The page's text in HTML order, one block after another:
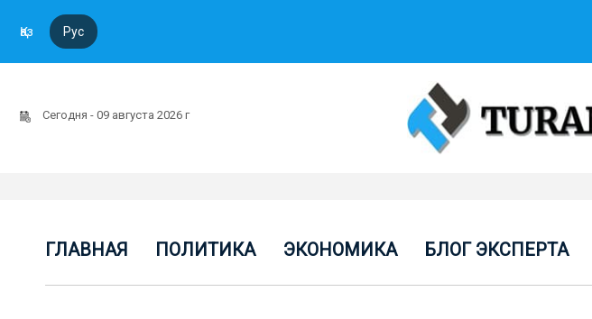
Қаз Рус
Сегодня - 09 августа 2026 г
ГЛАВНАЯ ПОЛИТИКА ЭКОНОМИКА БЛОГ ЭКСПЕРТА